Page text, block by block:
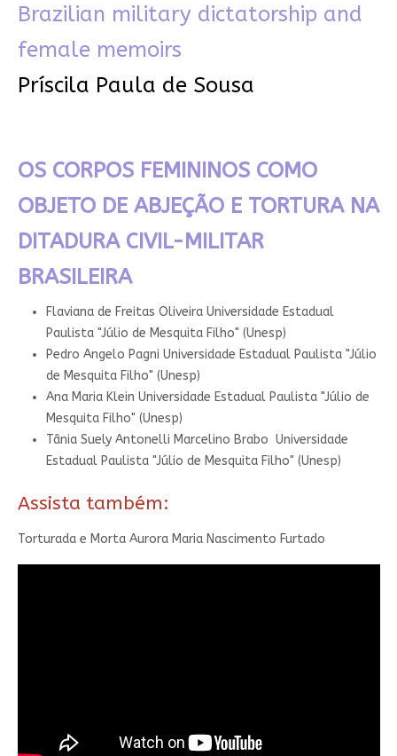
Brazilian military dictatorship and
female memoirs
Príscila Paula de Sousa
OS CORPOS FEMININOS COMO
OBJETO DE ABJEÇÃO E TORTURA NA
DITADURA CIVIL-MILITAR
BRASILEIRA
Flaviana de Freitas Oliveira Universidade Estadual
Paulista "Júlio de Mesquita Filho" (Unesp)
Pedro Angelo Pagni Universidade Estadual Paulista "Júlio
de Mesquita Filho" (Unesp)
Ana Maria Klein Universidade Estadual Paulista "Júlio de
Mesquita Filho" (Unesp)
Tânia Suely Antonelli Marcelino Brabo Universidade
Estadual Paulista "Júlio de Mesquita Filho" (Unesp)
Assista também:
Torturada e Morta Aurora Maria Nascimento Furtado